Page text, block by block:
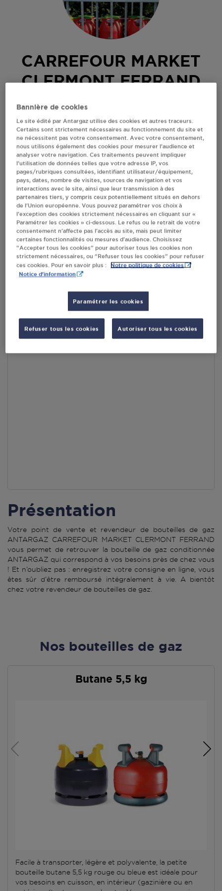
CARREFOUR MARKET
CLERMONT FERRAND
RUE ST ALYRE
Revendeur de bouteilles de gaz
S'Y RENDRE
AFFICHER LE TÉLÉPHONE
RECEVOIR LES COORDONNÉES DU REVENDEUR
En cliquant sur « S’y rendre », j’autorise le traitement
d’informations (dont mon adresse IP) et leur transfert hors UE
par Google Maps afin d’afficher la carte.
En savoir plus
Accès
Présentation
Votre point de vente et revendeur de bouteilles de gaz
ANTARGAZ CARREFOUR MARKET CLERMONT FERRAND
vous permet de retrouver la bouteille de gaz conditionnée
ANTARGAZ qui correspond à vos besoins près de chez vous
! Et n’oubliez pas : enregistrez votre consigne en ligne, vous
êtes sûr d’être remboursé intégralement à vie. A bientôt
chez votre revendeur de bouteilles de gaz.
Nos bouteilles de gaz
Butane 5,5 kg
Facile à transporter, légère et polyvalente, la petite
bouteille butane 5,5 kg rouge ou bleue est idéale pour
vos besoins en cuisson, en intérieur (gazinière ou en
Bannière de cookies
Le site édité par Antargaz utilise des cookies et autres traceurs.
Certains sont strictement nécessaires au fonctionnement du site et
ne nécessitent pas votre consentement. Avec votre consentement,
nous utilisons également des cookies pour mesurer l’audience et
analyser votre navigation. Ces traitements peuvent impliquer
l’utilisation de données telles que votre adresse IP, vos
pages/rubriques consultées, identifiant utilisateur/équipement,
pays, dates, nombre de visites, sources de navigation et vos
interactions avec le site, ainsi que leur transmission à des
partenaires tiers, y compris ceux potentiellement situés en dehors
de l’Union européenne. Vous pouvez paramétrer vos choix à
l’exception des cookies strictement nécessaires en cliquant sur «
Paramétrer les cookies » ci-dessous. Le refus ou le retrait de votre
consentement n’affecte pas l’accès au site, mais peut limiter
certaines fonctionnalités ou mesures d’audience. Choisissez
“Accepter tous les cookies” pour autoriser tous les cookies non
strictement nécessaires, ou “Refuser tous les cookies” pour refuser
ces cookies. Pour en savoir plus :
Notre politique de cookies
Notice d'information
Paramétrer les cookies
Refuser tous les cookies Autoriser tous les cookies